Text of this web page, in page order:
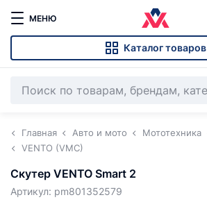
МЕНЮ
Каталог товаров
Главная Авто и мото Мототехника
VENTO (VMC)
Скутер VENTO Smart 2
Артикул: pm801352579